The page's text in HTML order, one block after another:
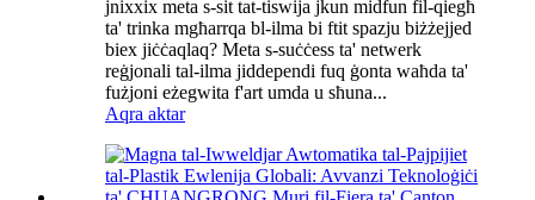
jnixxix meta s-sit tat-tiswija jkun midfun fil-qiegħ
ta' trinka mgħarrqa bl-ilma bi ftit spazju biżżejjed
biex jiċċaqlaq? Meta s-suċċess ta' netwerk
reġjonali tal-ilma jiddependi fuq ġonta waħda ta'
fużjoni eżegwita f'art umda u sħuna...
Aqra aktar